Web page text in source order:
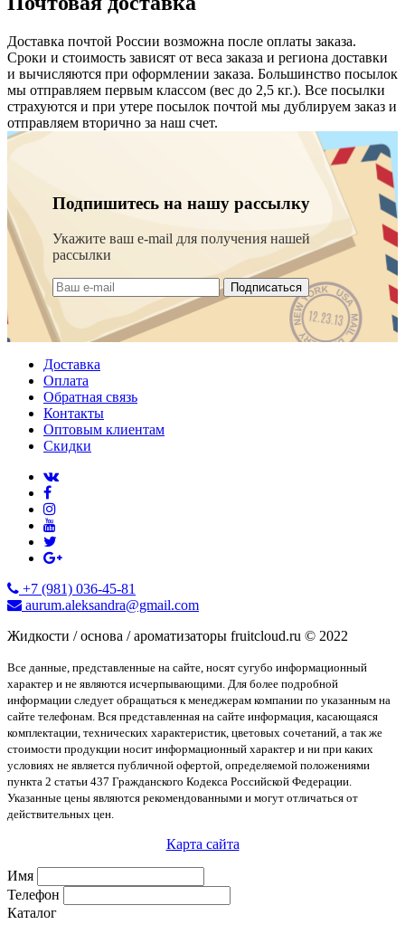
Доставка почтой России возможна после оплаты заказа.
Сроки и стоимость зависят от веса заказа и региона доставки
и вычисляются при оформлении заказа. Большинство посылок
мы отправляем первым классом (вес до 2,5 кг.). Все посылки
страхуются и при утере посылок почтой мы дублируем заказ и
отправляем вторично за наш счет.
Подпишитесь на нашу рассылку
Укажите ваш e-mail для получения нашей
рассылки
Подписаться
Доставка
Оплата
Обратная связь
Контакты
Оптовым клиентам
Скидки
+7 (981) 036-45-81
aurum.aleksandra@gmail.com
Жидкости / основа / ароматизаторы fruitcloud.ru © 2022
Все данные, представленные на сайте, носят сугубо информационный
характер и не являются исчерпывающими. Для более подробной
информации следует обращаться к менеджерам компании по указанным на
сайте телефонам. Вся представленная на сайте информация, касающаяся
комплектации, технических характеристик, цветовых сочетаний, а так же
стоимости продукции носит информационный характер и ни при каких
условиях не является публичной офертой, определяемой положениями
пункта 2 статьи 437 Гражданского Кодекса Российской Федерации.
Указанные цены являются рекомендованными и могут отличаться от
действительных цен.
Карта сайта
Имя
Телефон
Каталог